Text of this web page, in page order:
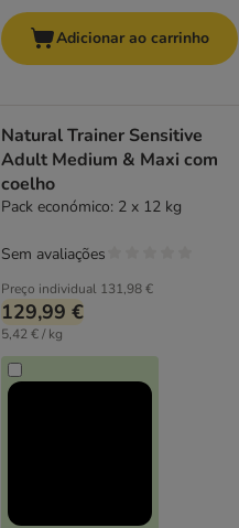
Adicionar ao carrinho
Natural Trainer Sensitive
Adult Medium & Maxi com
coelho
Pack económico: 2 x 12 kg
Preço individual 131,98 €
129,99 €
5,42 € / kg
Sem avaliações